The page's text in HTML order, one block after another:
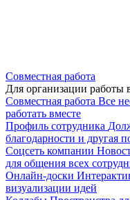
Совместная работа
Для организации работы
Совместная работа Все
работать вместе
Профиль сотрудника
благодарности и другая
Соцсеть компании
для общения всех
Онлайн-доски
визуализации идей